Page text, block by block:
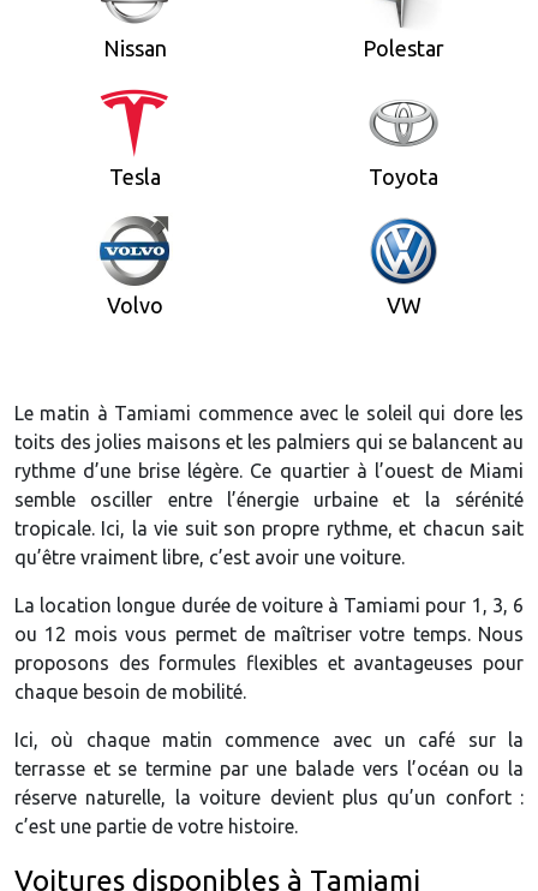
Nissan Polestar
Tesla Toyota
Volvo VW
Le matin à Tamiami commence avec le soleil qui dore les
toits des jolies maisons et les palmiers qui se balancent au
rythme d’une brise légère. Ce quartier à l’ouest de Miami
semble osciller entre l’énergie urbaine et la sérénité
tropicale. Ici, la vie suit son propre rythme, et chacun sait
qu’être vraiment libre, c’est avoir une voiture.
La location longue durée de voiture à Tamiami pour 1, 3, 6
ou 12 mois vous permet de maîtriser votre temps. Nous
proposons des formules flexibles et avantageuses pour
chaque besoin de mobilité.
Ici, où chaque matin commence avec un café sur la
terrasse et se termine par une balade vers l’océan ou la
réserve naturelle, la voiture devient plus qu’un confort :
c’est une partie de votre histoire.
Voitures disponibles à Tamiami